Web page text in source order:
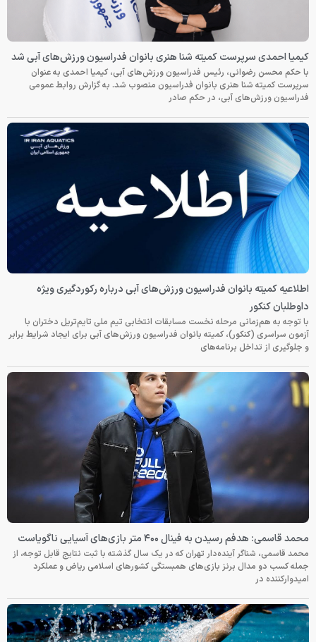
کیمیا احمدی سرپرست کمیته شنا هنری بانوان فدراسیون ورزش‌های آبی شد
با حکم محسن رضوانی، رئیس فدراسیون ورزش‌های آبی، کیمیا احمدی به عنوان
سرپرست کمیته شنا هنری بانوان فدراسیون منصوب شد. به گزارش روابط عمومی
فدراسیون ورزش‌های آبی، در حکم صادر
اطلاعیه کمیته بانوان فدراسیون ورزش‌های آبی درباره رکوردگیری ویژه
داوطلبان کنکور
با توجه به هم‌زمانی مرحله نخست مسابقات انتخابی تیم ملی تایم‌تریل دختران با
آزمون سراسری (کنکور)، کمیته بانوان فدراسیون ورزش‌های آبی برای ایجاد شرایط برابر
و جلوگیری از تداخل برنامه‌های
محمد قاسمی: هدفم رسیدن به فینال ۴۰۰ متر بازی‌های آسیایی ناگویاست
محمد قاسمی، شناگر آینده‌دار تهران که در یک سال گذشته با ثبت نتایج قابل توجه، از
جمله کسب دو مدال برنز بازی‌های همبستگی کشورهای اسلامی ریاض و عملکرد
امیدوارکننده در